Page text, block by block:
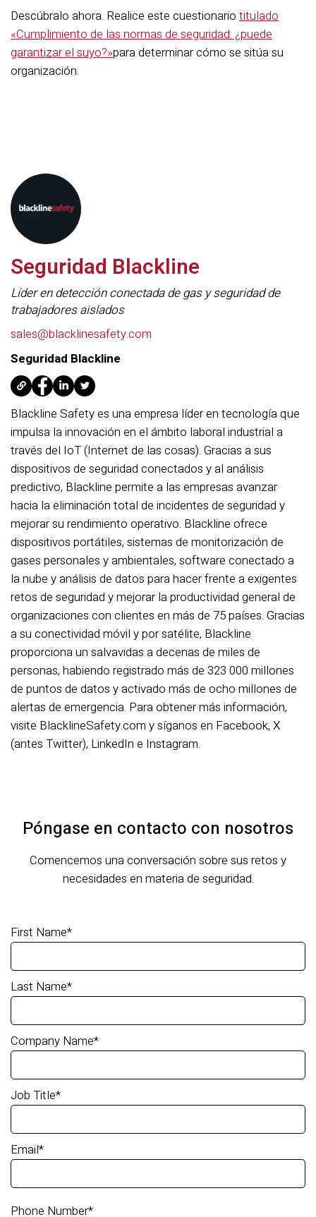
Descúbralo ahora. Realice este cuestionario titulado
«Cumplimiento de las normas de seguridad: ¿puede
garantizar el suyo?»para determinar cómo se sitúa su
organización.
Seguridad Blackline
Líder en detección conectada de gas y seguridad de
trabajadores aislados
sales@blacklinesafety.com
Seguridad Blackline
Blackline Safety es una empresa líder en tecnología que
impulsa la innovación en el ámbito laboral industrial a
través del IoT (Internet de las cosas). Gracias a sus
dispositivos de seguridad conectados y al análisis
predictivo, Blackline permite a las empresas avanzar
hacia la eliminación total de incidentes de seguridad y
mejorar su rendimiento operativo. Blackline ofrece
dispositivos portátiles, sistemas de monitorización de
gases personales y ambientales, software conectado a
la nube y análisis de datos para hacer frente a exigentes
retos de seguridad y mejorar la productividad general de
organizaciones con clientes en más de 75 países. Gracias
a su conectividad móvil y por satélite, Blackline
proporciona un salvavidas a decenas de miles de
personas, habiendo registrado más de 323 000 millones
de puntos de datos y activado más de ocho millones de
alertas de emergencia. Para obtener más información,
visite BlacklineSafety.com y síganos en Facebook, X
(antes Twitter), LinkedIn e Instagram.
Póngase en contacto con nosotros
Comencemos una conversación sobre sus retos y
necesidades en materia de seguridad.
First Name*
Last Name*
Company Name*
Job Title*
Email*
Phone Number*